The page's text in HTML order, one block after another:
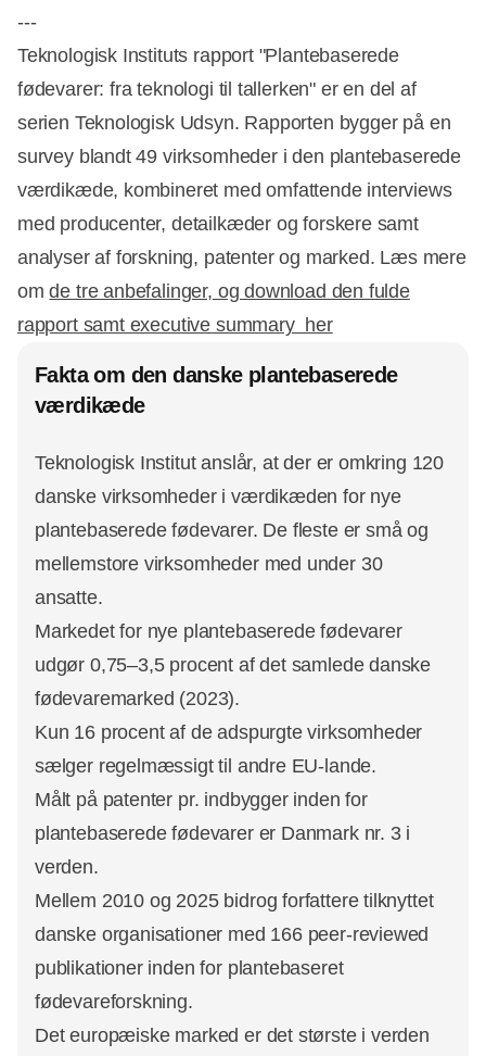
---
Teknologisk Instituts rapport "Plantebaserede
fødevarer: fra teknologi til tallerken" er en del af
serien Teknologisk Udsyn. Rapporten bygger på en
survey blandt 49 virksomheder i den plantebaserede
værdikæde, kombineret med omfattende interviews
med producenter, detailkæder og forskere samt
analyser af forskning, patenter og marked. Læs mere
omde tre anbefalinger, og download den fulde
rapport samt executive summary her
Fakta om den danske plantebaserede
værdikæde
Teknologisk Institut anslår, at der er omkring 120
danske virksomheder i værdikæden for nye
plantebaserede fødevarer. De fleste er små og
mellemstore virksomheder med under 30
ansatte.
Markedet for nye plantebaserede fødevarer
udgør 0,75–3,5 procent af det samlede danske
fødevaremarked (2023).
Kun 16 procent af de adspurgte virksomheder
sælger regelmæssigt til andre EU-lande.
Målt på patenter pr. indbygger inden for
plantebaserede fødevarer er Danmark nr. 3 i
verden.
Mellem 2010 og 2025 bidrog forfattere tilknyttet
danske organisationer med 166 peer-reviewed
publikationer inden for plantebaseret
fødevareforskning.
Det europæiske marked er det største i verden